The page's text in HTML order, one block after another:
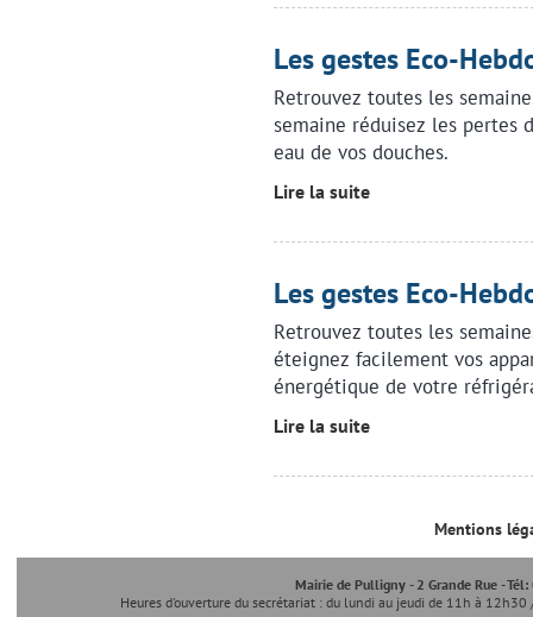
Les gestes Eco-
Retrouvez toutes les
semaine réduisez les pertes
eau de vos douches.
Lire la suite
Les gestes Eco-
Retrouvez toutes les
éteignez facilement vos
énergétique de votre
Lire la suite
Mentions
Mairie de Pulligny - 2 Grande Rue -
Heures d'ouverture du secrétariat : du lundi au jeudi de 11h à